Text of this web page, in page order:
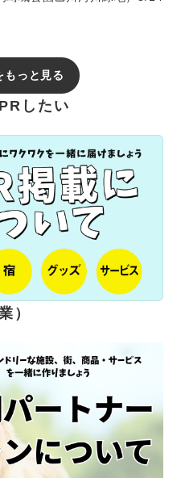
もっと見る
したい
）